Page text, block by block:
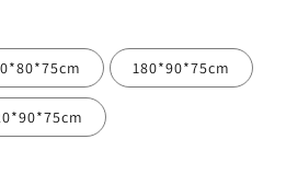
180*90*75cm